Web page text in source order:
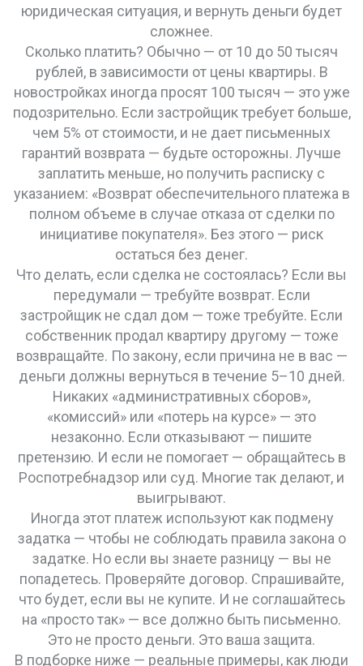
юридическая ситуация, и вернуть деньги будет
сложнее.
Сколько платить? Обычно — от 10 до 50 тысяч
рублей, в зависимости от цены квартиры. В
новостройках иногда просят 100 тысяч — это уже
подозрительно. Если застройщик требует больше,
чем 5% от стоимости, и не дает письменных
гарантий возврата — будьте осторожны. Лучше
заплатить меньше, но получить расписку с
указанием: «Возврат обеспечительного платежа в
полном объеме в случае отказа от сделки по
инициативе покупателя». Без этого — риск
остаться без денег.
Что делать, если сделка не состоялась? Если вы
передумали — требуйте возврат. Если
застройщик не сдал дом — тоже требуйте. Если
собственник продал квартиру другому — тоже
возвращайте. По закону, если причина не в вас —
деньги должны вернуться в течение 5–10 дней.
Никаких «административных сборов»,
«комиссий» или «потерь на курсе» — это
незаконно. Если отказывают — пишите
претензию. И если не помогает — обращайтесь в
Роспотребнадзор или суд. Многие так делают, и
выигрывают.
Иногда этот платеж используют как подмену
задатка — чтобы не соблюдать правила закона о
задатке. Но если вы знаете разницу — вы не
попадетесь. Проверяйте договор. Спрашивайте,
что будет, если вы не купите. И не соглашайтесь
на «просто так» — все должно быть письменно.
Это не просто деньги. Это ваша защита.
В подборке ниже — реальные примеры, как люди